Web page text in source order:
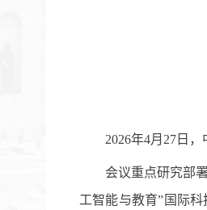
2026年4月 27 日
会议重点研究部
工智能与教育”国际